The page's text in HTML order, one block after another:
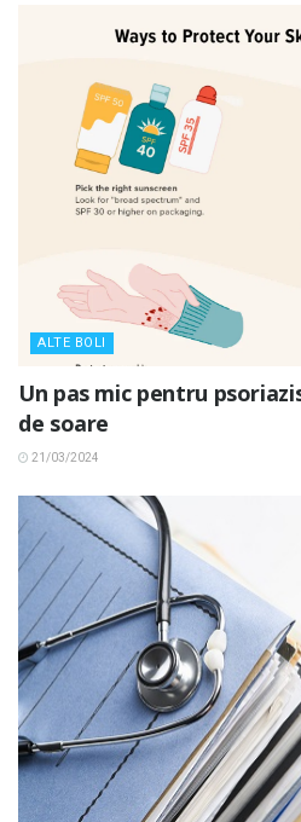
ALTE BOLI
Un pas mic pentru
de soare
21/03/2024